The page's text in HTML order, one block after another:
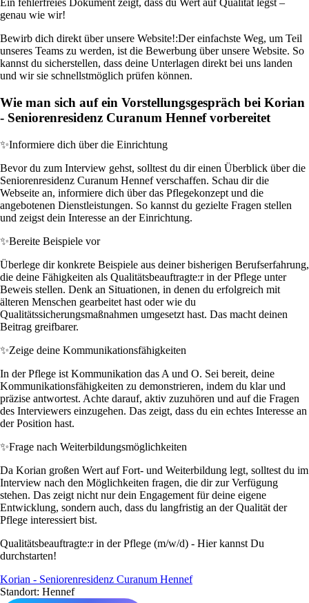
Ein fehlerfreies Dokument zeigt, dass du Wert auf Qualität legst –
genau wie wir!
Bewirb dich direkt über unsere Website!:Der einfachste Weg, um Teil
unseres Teams zu werden, ist die Bewerbung über unsere Website. So
kannst du sicherstellen, dass deine Unterlagen direkt bei uns landen
und wir sie schnellstmöglich prüfen können.
Wie man sich auf ein Vorstellungsgespräch bei Korian
- Seniorenresidenz Curanum Hennef vorbereitet
✨Informiere dich über die Einrichtung
Bevor du zum Interview gehst, solltest du dir einen Überblick über die
Seniorenresidenz Curanum Hennef verschaffen. Schau dir die
Webseite an, informiere dich über das Pflegekonzept und die
angebotenen Dienstleistungen. So kannst du gezielte Fragen stellen
und zeigst dein Interesse an der Einrichtung.
✨Bereite Beispiele vor
Überlege dir konkrete Beispiele aus deiner bisherigen Berufserfahrung,
die deine Fähigkeiten als Qualitätsbeauftragte:r in der Pflege unter
Beweis stellen. Denk an Situationen, in denen du erfolgreich mit
älteren Menschen gearbeitet hast oder wie du
Qualitätssicherungsmaßnahmen umgesetzt hast. Das macht deinen
Beitrag greifbarer.
✨Zeige deine Kommunikationsfähigkeiten
In der Pflege ist Kommunikation das A und O. Sei bereit, deine
Kommunikationsfähigkeiten zu demonstrieren, indem du klar und
präzise antwortest. Achte darauf, aktiv zuzuhören und auf die Fragen
des Interviewers einzugehen. Das zeigt, dass du ein echtes Interesse an
der Position hast.
✨Frage nach Weiterbildungsmöglichkeiten
Da Korian großen Wert auf Fort- und Weiterbildung legt, solltest du im
Interview nach den Möglichkeiten fragen, die dir zur Verfügung
stehen. Das zeigt nicht nur dein Engagement für deine eigene
Entwicklung, sondern auch, dass du langfristig an der Qualität der
Pflege interessiert bist.
Qualitätsbeauftragte:r in der Pflege (m/w/d) - Hier kannst Du
durchstarten!
Korian - Seniorenresidenz Curanum Hennef
Standort: Hennef